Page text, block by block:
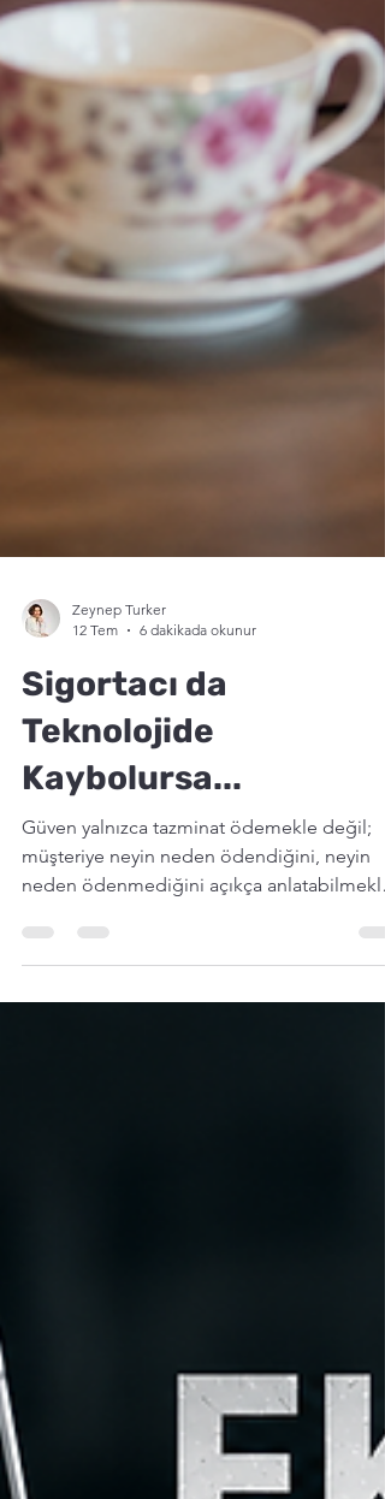
Zeynep Turker
12 Tem
6 dakikada okunur
Sigortacı da
Teknolojide
Kaybolursa...
Güven yalnızca tazminat ödemekle değil;
müşteriye neyin neden ödendiğini, neyin
neden ödenmediğini açıkça anlatabilmekle